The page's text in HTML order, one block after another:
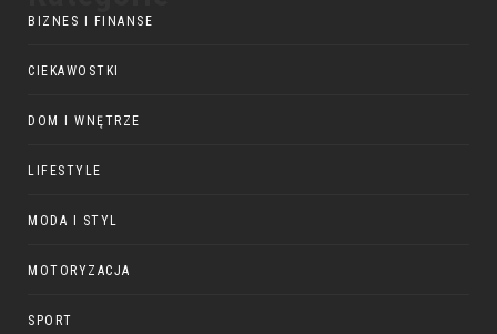
BIZNES I FINANSE
CIEKAWOSTKI
DOM I WNĘTRZE
LIFESTYLE
MODA I STYL
MOTORYZACJA
SPORT